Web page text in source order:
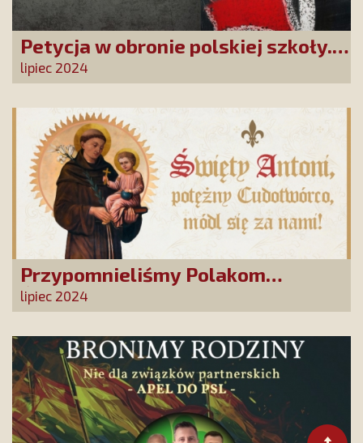
Petycja w obronie polskiej szkoły.
Zatrzymajmy upadek edukacji!
lipiec 2024
Przypomnieliśmy Polakom
Świętego Antoniego!
lipiec 2024